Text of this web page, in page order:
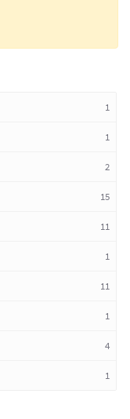
1
1
2
15
11
1
11
1
4
1